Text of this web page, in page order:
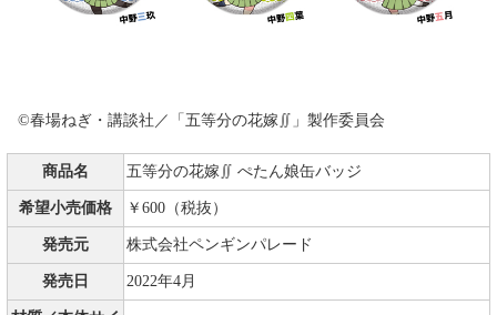
©春場ねぎ・講談社／「五等分の花嫁∬」製作委員会
商品名 五等分の花嫁∬ ぺたん娘缶バッジ
希望小売価格 ￥600（税抜）
発売元 株式会社ペンギンパレード
発売日 2022年4月